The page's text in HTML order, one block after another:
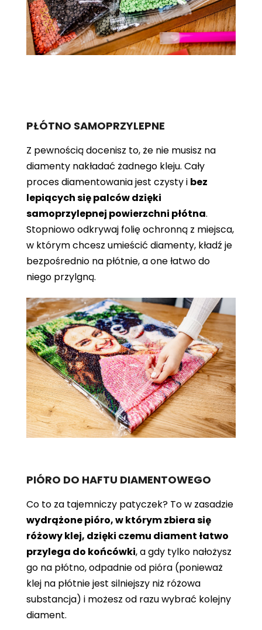
PŁÓTNO SAMOPRZYLEPNE
Z pewnością docenisz to, że nie musisz na
diamenty nakładać żadnego kleju. Cały
proces diamentowania jest czysty i bez
lepiących się palców dzięki
samoprzylepnej powierzchni płótna.
Stopniowo odkrywaj folię ochronną z miejsca,
w którym chcesz umieścić diamenty, kładź je
bezpośrednio na płótnie, a one łatwo do
niego przylgną.
PIÓRO DO HAFTU DIAMENTOWEGO
Co to za tajemniczy patyczek? To w zasadzie
wydrążone pióro, w którym zbiera się
różowy klej, dzięki czemu diament łatwo
przylega do końcówki, a gdy tylko nałożysz
go na płótno, odpadnie od pióra (ponieważ
klej na płótnie jest silniejszy niż różowa
substancja) i możesz od razu wybrać kolejny
diament.